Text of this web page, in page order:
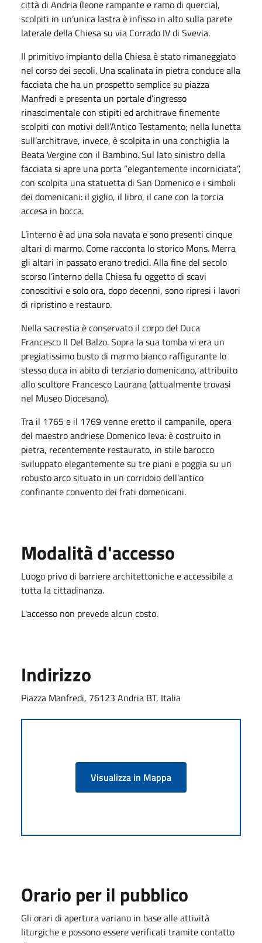
città di Andria (leone rampante e ramo di quercia),
scolpiti in un’unica lastra è infisso in alto sulla parete
laterale della Chiesa su via Corrado IV di Svevia.
Il primitivo impianto della Chiesa è stato rimaneggiato
nel corso dei secoli. Una scalinata in pietra conduce alla
facciata che ha un prospetto semplice su piazza
Manfredi e presenta un portale d’ingresso
rinascimentale con stipiti ed architrave finemente
scolpiti con motivi dell’Antico Testamento; nella lunetta
sull’architrave, invece, è scolpita in una conchiglia la
Beata Vergine con il Bambino. Sul lato sinistro della
facciata si apre una porta “elegantemente incorniciata”,
con scolpita una statuetta di San Domenico e i simboli
dei domenicani: il giglio, il libro, il cane con la torcia
accesa in bocca.
L’interno è ad una sola navata e sono presenti cinque
altari di marmo. Come racconta lo storico Mons. Merra
gli altari in passato erano tredici. Alla fine del secolo
scorso l’interno della Chiesa fu oggetto di scavi
conoscitivi e solo ora, dopo decenni, sono ripresi i lavori
di ripristino e restauro.
Nella sacrestia è conservato il corpo del Duca
Francesco II Del Balzo. Sopra la sua tomba vi era un
pregiatissimo busto di marmo bianco raffigurante lo
stesso duca in abito di terziario domenicano, attribuito
allo scultore Francesco Laurana (attualmente trovasi
nel Museo Diocesano).
Tra il 1765 e il 1769 venne eretto il campanile, opera
del maestro andriese Domenico Ieva: è costruito in
pietra, recentemente restaurato, in stile barocco
sviluppato elegantemente su tre piani e poggia su un
robusto arco situato in un corridoio dell’antico
confinante convento dei frati domenicani.
Modalità d'accesso
Luogo privo di barriere architettoniche e accessibile a
tutta la cittadinanza.
L'accesso non prevede alcun costo.
Indirizzo
Piazza Manfredi, 76123 Andria BT, Italia
Visualizza in Mappa
Orario per il pubblico
Gli orari di apertura variano in base alle attività
liturgiche e possono essere verificati tramite contatto